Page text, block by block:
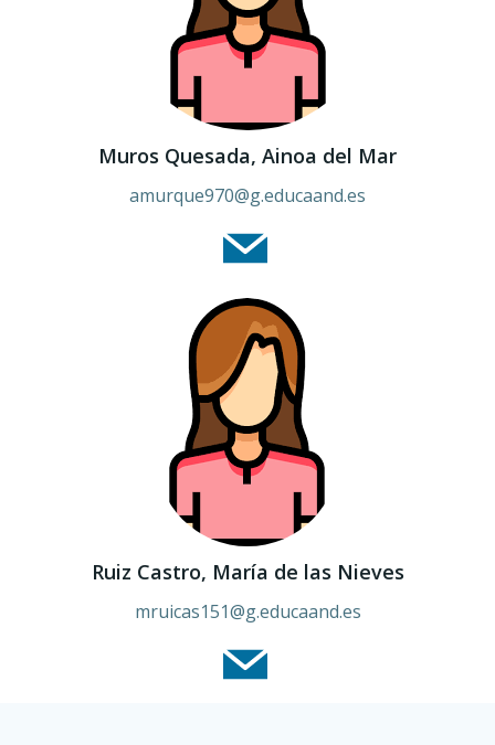
Muros Quesada, Ainoa del Mar
amurque970@g.educaand.es
Ruiz Castro, María de las Nieves
mruicas151@g.educaand.es